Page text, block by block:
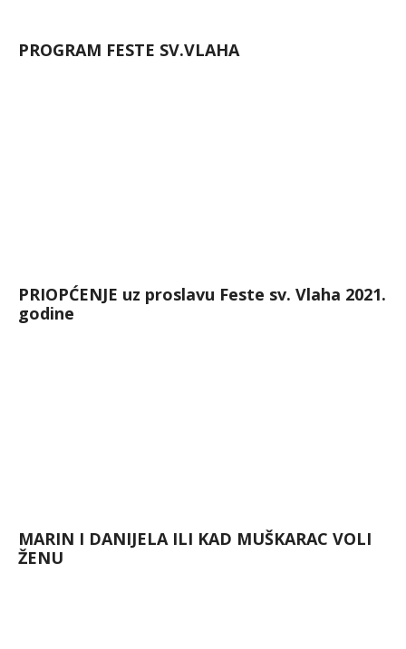
PROGRAM FESTE SV.VLAHA
PRIOPĆENJE uz proslavu Feste sv. Vlaha 2021.
godine
MARIN I DANIJELA ILI KAD MUŠKARAC VOLI
ŽENU